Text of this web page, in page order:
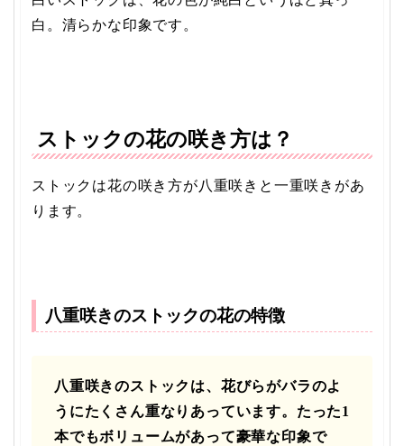
白。清らかな印象です。
ストックの花の咲き方は？
ストックは花の咲き方が八重咲きと一重咲きがあ
ります。
八重咲きのストックの花の特徴
八重咲きのストックは、花びらがバラのよ
うにたくさん重なりあっています。たった1
本でもボリュームがあって豪華な印象で